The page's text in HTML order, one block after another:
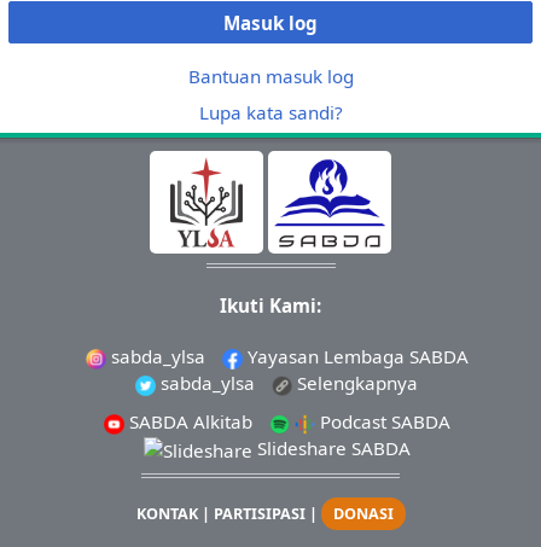
Masuk log
Bantuan masuk log
Lupa kata sandi?
Ikuti Kami:
sabda_ylsa
Yayasan Lembaga SABDA
sabda_ylsa
Selengkapnya
SABDA Alkitab
Podcast SABDA
Slideshare SABDA
KONTAK| PARTISIPASI| DONASI